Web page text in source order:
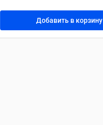
Добавить в корзину